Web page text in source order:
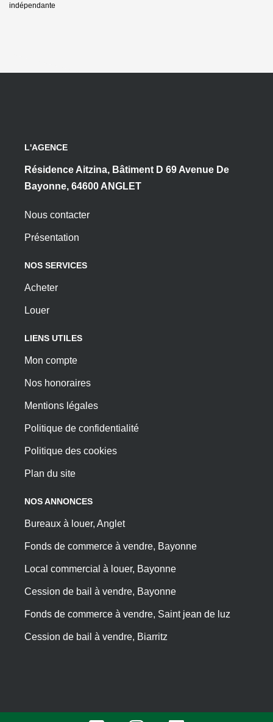
indépendante
L'AGENCE
Résidence Aitzina, Bâtiment D 69 Avenue De
Bayonne, 64600 ANGLET
Nous contacter
Présentation
NOS SERVICES
Acheter
Louer
LIENS UTILES
Mon compte
Nos honoraires
Mentions légales
Politique de confidentialité
Politique des cookies
Plan du site
NOS ANNONCES
Bureaux à louer, Anglet
Fonds de commerce à vendre, Bayonne
Local commercial à louer, Bayonne
Cession de bail à vendre, Bayonne
Fonds de commerce à vendre, Saint jean de luz
Cession de bail à vendre, Biarritz